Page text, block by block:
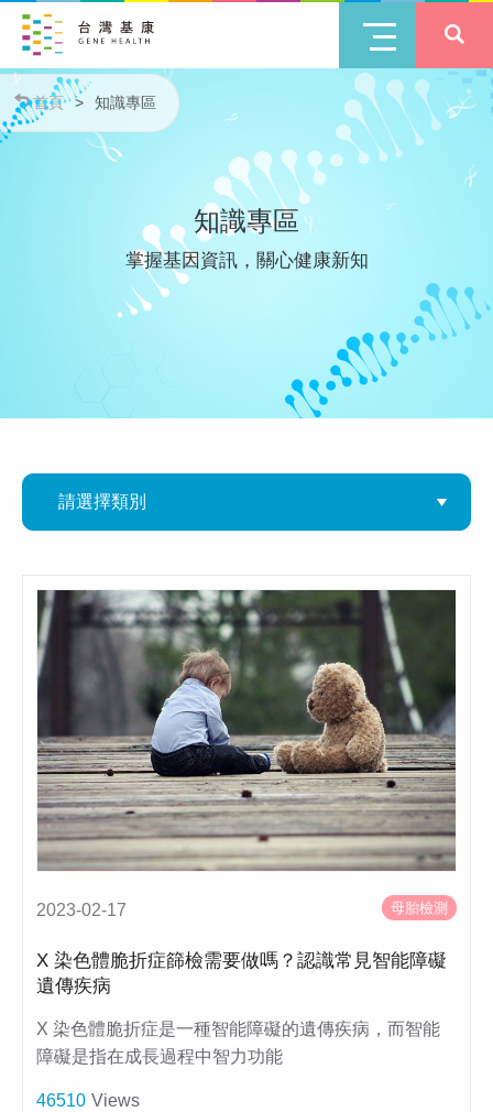
首頁 > 知識專區
知識專區
掌握基因資訊，關心健康新知
2023-02-17 母胎檢測
X 染色體脆折症篩檢需要做嗎？認識常見智能障礙
遺傳疾病
X 染色體脆折症是一種智能障礙的遺傳疾病，而智能
障礙是指在成長過程中智力功能
46510 Views